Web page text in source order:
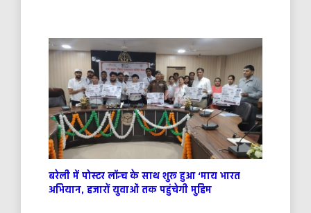
बरेली में पोस्टर लॉन्च के साथ शुरू हुआ ‘माय भारत
अभियान, हजारों युवाओं तक पहुंचेगी मुहिम